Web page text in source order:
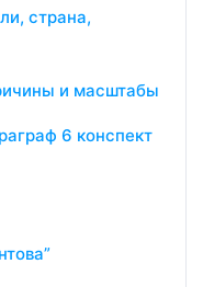
страна,
и масштабы
6 конспект